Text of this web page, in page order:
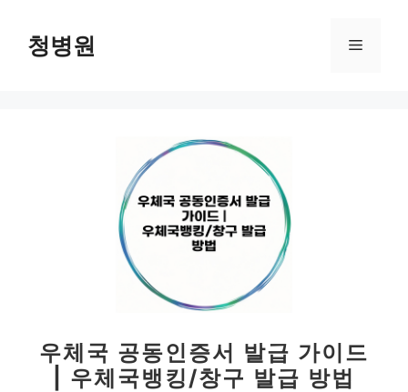
청병원 메
우체국 공동인증서 발급 가이드
| 우체국뱅킹/창구 발급 방법